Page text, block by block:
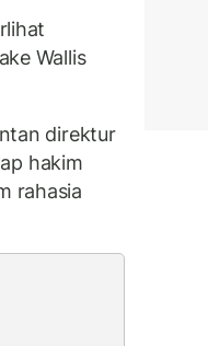
Wallis
direktur
hakim
rahasia